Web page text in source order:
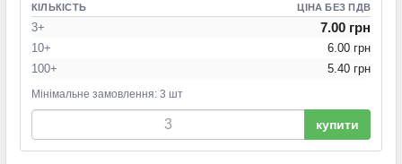
КІЛЬКІСТЬ ЦІНА БЕЗ ПДВ
3+ 7.00 грн
10+
6.00 грн
100+
5.40 грн
Мінімальне замовлення: 3 шт
купити